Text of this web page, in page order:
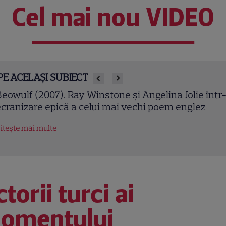
Cel mai nou VIDEO
ACELAȘI SUBIECT
(2007). Ray Winstone și Angelina Jolie într-o
epică a celui mai vechi poem englez
mai multe
turci ai